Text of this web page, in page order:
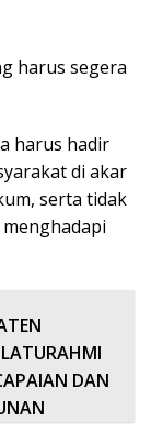
harus segera
harus hadir
di akar
serta tidak
DAN